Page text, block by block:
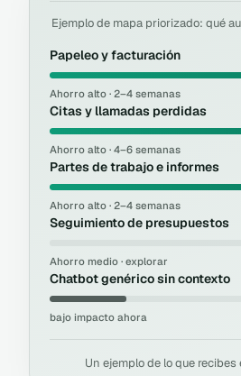
Ejemplo de mapa priorizado: qué
Papeleo y facturación
Ahorro alto · 2–4 semanas
Citas y llamadas perdidas
Ahorro alto · 4–6 semanas
Partes de trabajo e informes
Ahorro alto · 2–4 semanas
Seguimiento de presupuestos
Ahorro medio · explorar
Chatbot genérico sin contexto
bajo impacto ahora
Un ejemplo de lo que recibes